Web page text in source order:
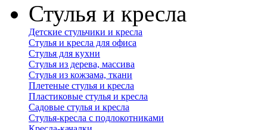
Стулья и кресла
Детские стульчики и кресла
Стулья и кресла для офиса
Стулья для кухни
Стулья из дерева, массива
Стулья из кожзама, ткани
Плетеные стулья и кресла
Пластиковые стулья и кресла
Садовые стулья и кресла
Стулья-кресла с подлокотниками